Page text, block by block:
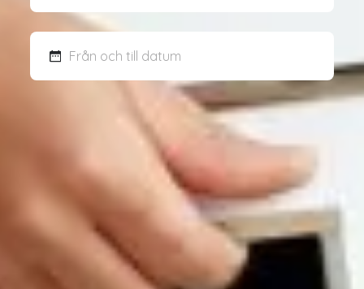
Från och till datum